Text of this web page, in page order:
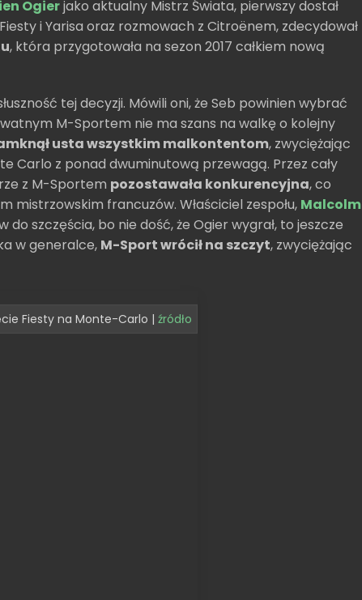
Ogierjako aktualny Mistrz Świata, pierwszy dostał
i Yarisa oraz rozmowach z Citroënem, zdecydował
, która przygotowała na sezon 2017 całkiem nową
tej decyzji. Mówili oni, że Seb powinien wybrać
M-Sportem nie ma szans na walkę o kolejny
usta wszystkim malkontentom, zwyciężając
Carlo z ponad dwuminutową przewagą. Przez cały
z M-Sportem pozostawała konkurencyjna, co
mistrzowskim francuzów. Właściciel zespołu, Malcolm
do szczęścia, bo nie dość, że Ogier wygrał, to jeszcze
w generalce, M-Sport wrócił na szczyt, zwyciężając
Fiesty na Monte-Carlo | źródło